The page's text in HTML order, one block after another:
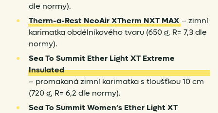
dle normy).
Therm-a-Rest NeoAir XTherm NXT MAX– zimní
karimatka obdélníkového tvaru (650 g, R= 7,3 dle
normy).
Sea To Summit Ether Light XT Extreme
Insulated
– promakaná zimní karimatka s tloušťkou 10 cm
(720 g, R= 6,2 dle normy).
Sea To Summit Women’s Ether Light XT